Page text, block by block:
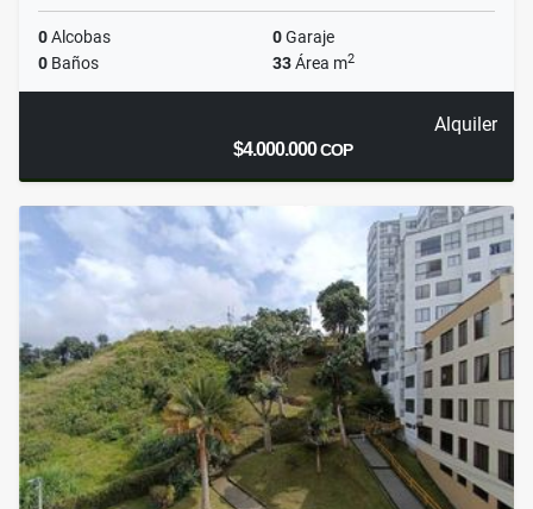
0Alcobas 0Garaje
0 Baños 33Área m2
Alquiler
$4.000.000COP